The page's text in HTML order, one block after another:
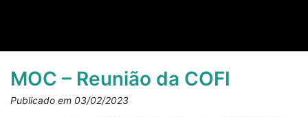
MOC – Reunião da COFI
Publicado em 03/02/2023